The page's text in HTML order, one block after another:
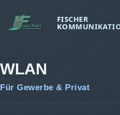
FISCHER
Über
WLAN
Für Gewerbe & Privat